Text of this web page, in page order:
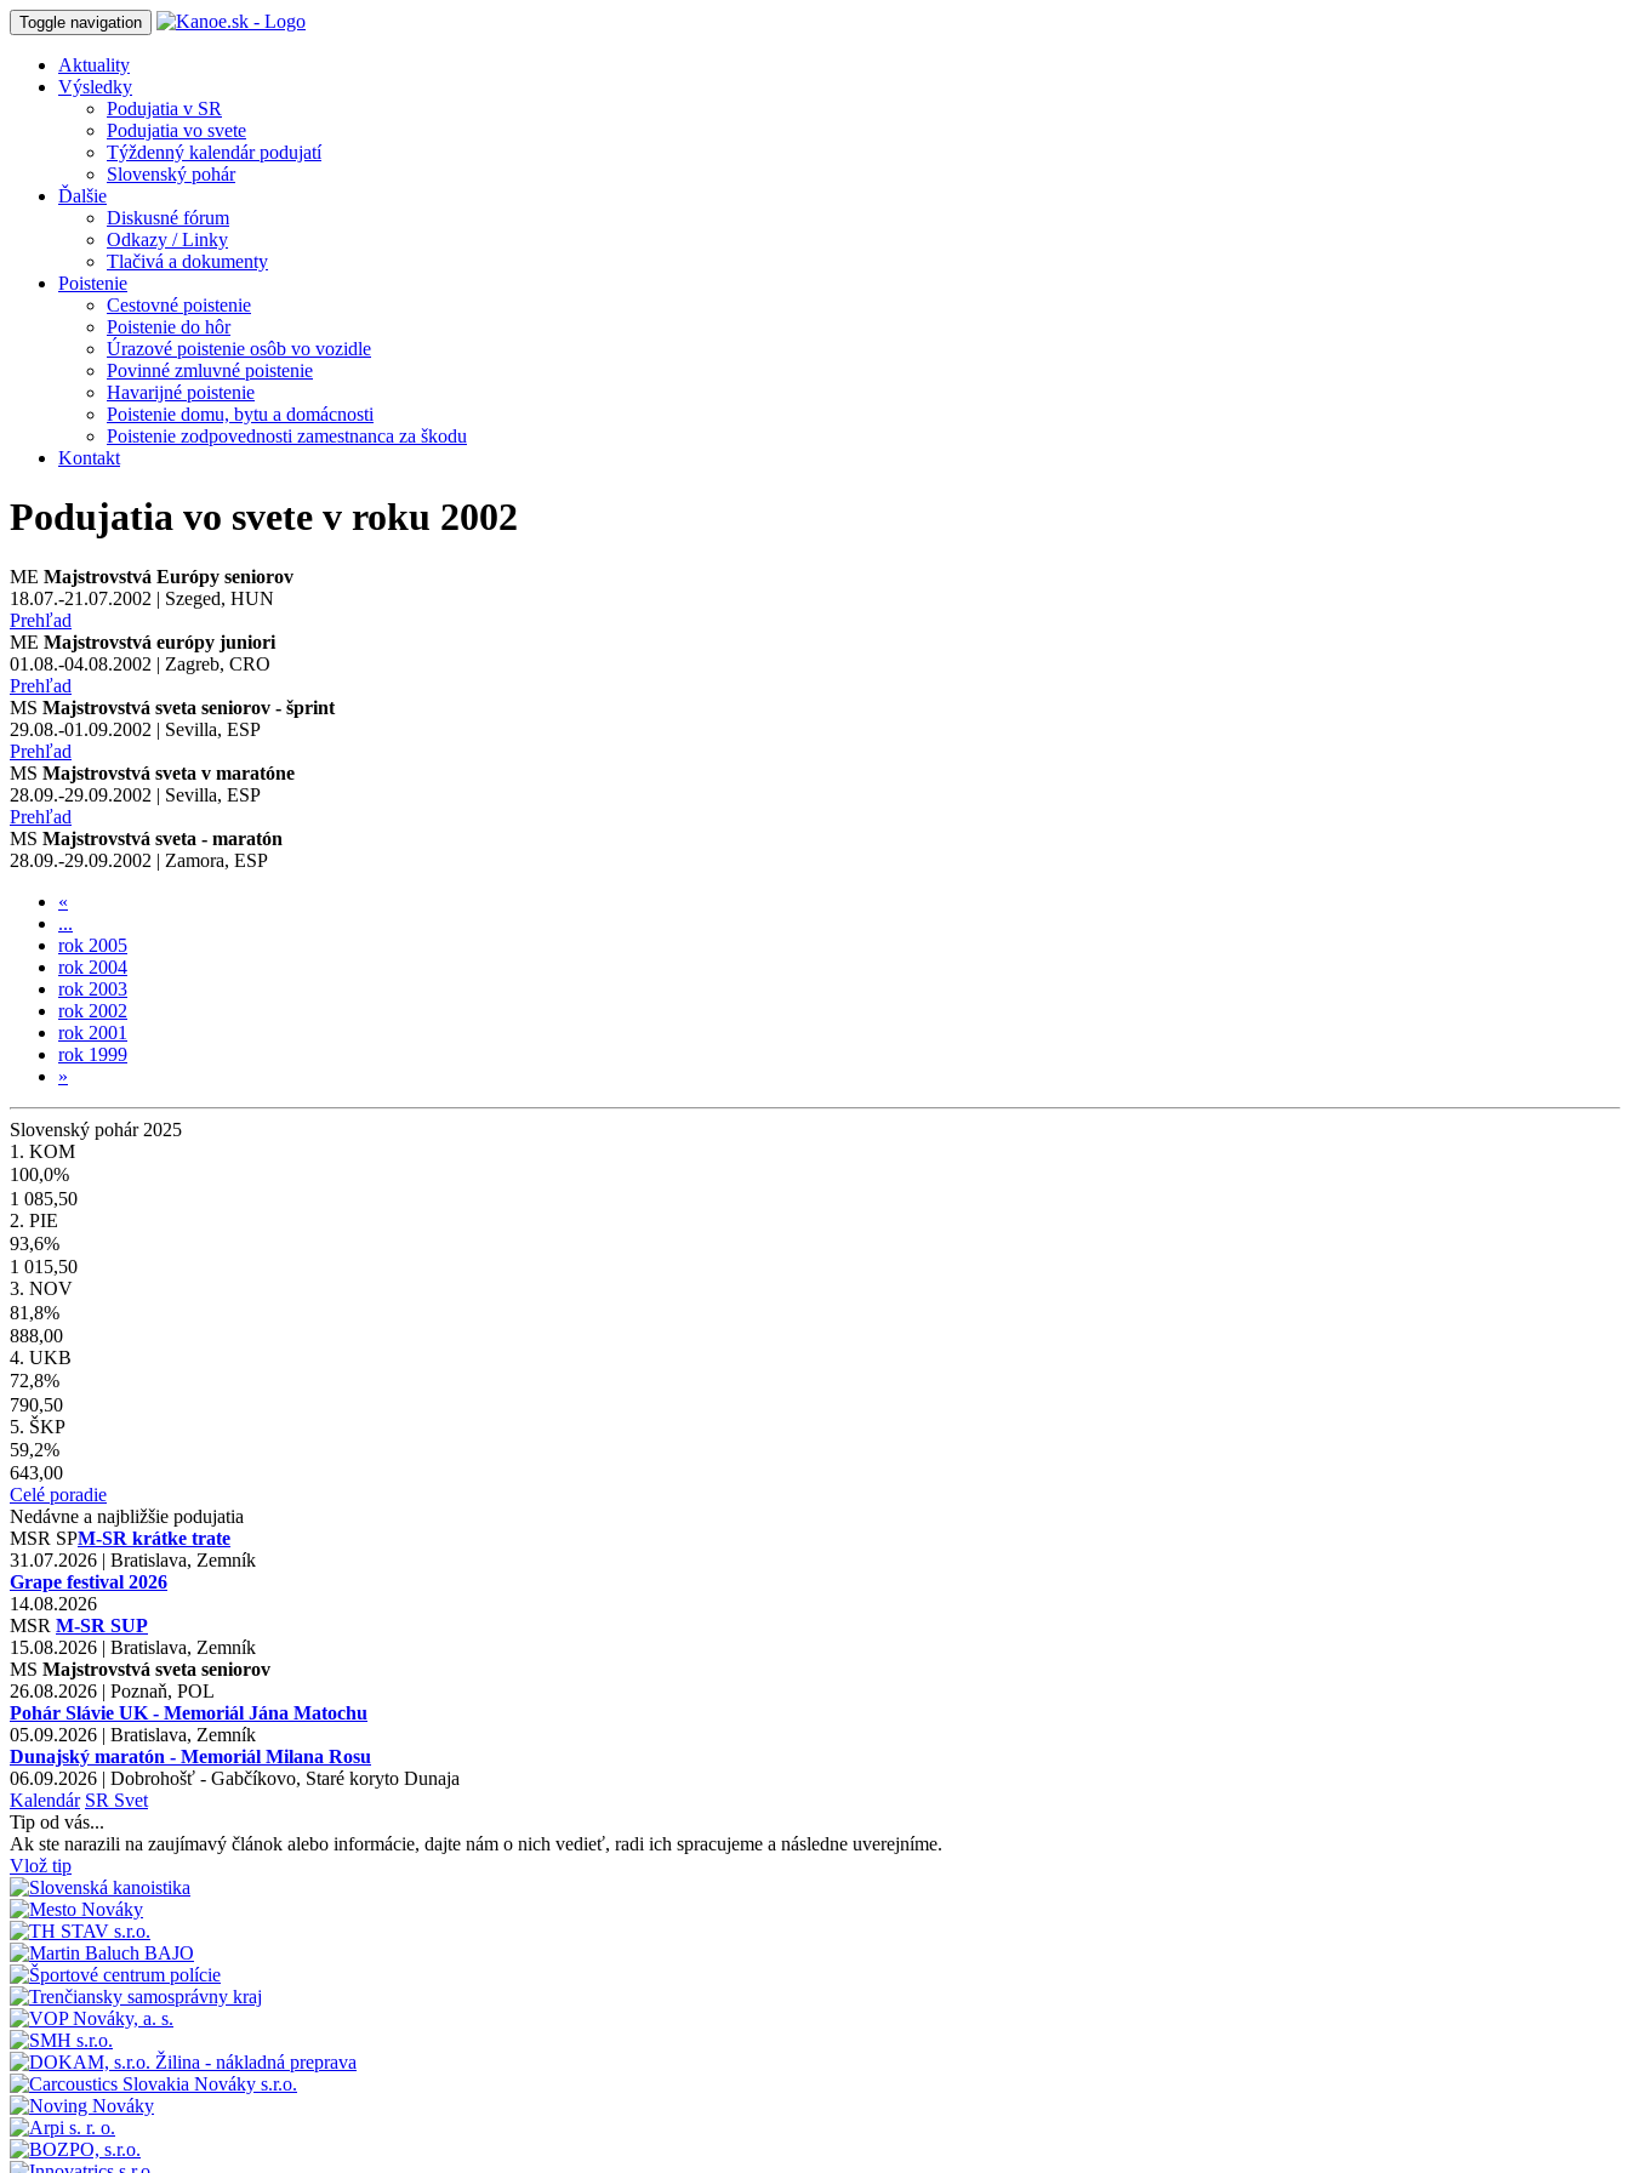
Toggle navigation
Aktuality
Výsledky
Podujatia v SR
Podujatia vo svete
Týždenný kalendár podujatí
Slovenský pohár
Ďalšie
Diskusné fórum
Odkazy / Linky
Tlačivá a dokumenty
Poistenie
Cestovné poistenie
Poistenie do hôr
Úrazové poistenie osôb vo vozidle
Povinné zmluvné poistenie
Havarijné poistenie
Poistenie domu, bytu a domácnosti
Poistenie zodpovednosti zamestnanca za škodu
Kontakt
Podujatia vo svete v roku 2002
ME Majstrovstvá Európy seniorov
18.07.-21.07.2002 | Szeged, HUN
Prehľad
ME Majstrovstvá európy juniori
01.08.-04.08.2002 | Zagreb, CRO
Prehľad
MS Majstrovstvá sveta seniorov - šprint
29.08.-01.09.2002 | Sevilla, ESP
Prehľad
MS Majstrovstvá sveta v maratóne
28.09.-29.09.2002 | Sevilla, ESP
Prehľad
MS Majstrovstvá sveta - maratón
28.09.-29.09.2002 | Zamora, ESP
«
...
rok 2005
rok 2004
rok 2003
rok 2002
rok 2001
rok 1999
»
Slovenský pohár 2025
1. KOM
100,0%
1 085,50
2. PIE
93,6%
1 015,50
3. NOV
81,8%
888,00
4. UKB
72,8%
790,50
5. ŠKP
59,2%
643,00
Celé poradie
Nedávne a najbližšie podujatia
MSR SPM-SR krátke trate
31.07.2026 | Bratislava, Zemník
Grape festival 2026
14.08.2026
MSR M-SR SUP
15.08.2026 | Bratislava, Zemník
MS Majstrovstvá sveta seniorov
26.08.2026 | Poznaň, POL
Pohár Slávie UK - Memoriál Jána Matochu
05.09.2026 | Bratislava, Zemník
Dunajský maratón - Memoriál Milana Rosu
06.09.2026 | Dobrohošť - Gabčíkovo, Staré koryto Dunaja
Kalendár SR Svet
Tip od vás...
Ak ste narazili na zaujímavý článok alebo informácie, dajte nám o nich vedieť, radi ich spracujeme a následne uverejníme.
Vlož tip